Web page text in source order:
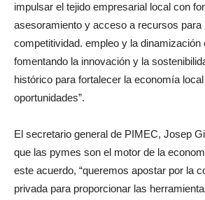
impulsar el tejido empresarial local con
asesoramiento y acceso a recursos para
competitividad. empleo y la dinamización
fomentando la innovación y la
histórico para fortalecer la economía
oportunidades”.
El secretario general de PIMEC, Josep
que las pymes son el motor de la
este acuerdo, “queremos apostar por la
privada para proporcionar las